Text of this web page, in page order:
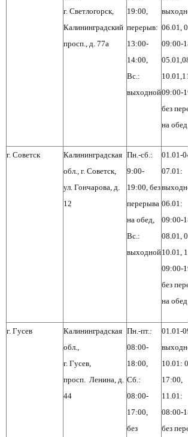
г. Светлогорск,
Калининградский
просп., д. 77а
19:00,
перерыв:
13:00-
14:00,
Вс.:
выходной
06.01,
09:00-
09:00-
без
на обед
г. Советск
Калининградская
обл., г. Советск,
ул. Гончарова, д.
12
Пн.-сб.:
9:00-
19:00, без
перерыва
на обед,
Вс.:
выходной
01.01-
07.01:
06.01:
09:00-
08.01,
10.01,
09:00-
без
на обед
г. Гусев
Калининградская
обл.,
г. Гусев,
просп. Ленина, д.
44
Пн.-пт.:
08:00-
18:00,
Сб.:
08:00-
17:00,
без
01.01-
10.01:
17:00,
11.01:
08:00-
без